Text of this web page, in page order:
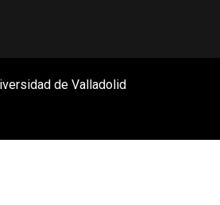
de Valladolid